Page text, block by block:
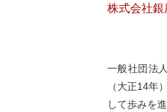
株式会社銀
一般社団法
（大正14年
して歩みを